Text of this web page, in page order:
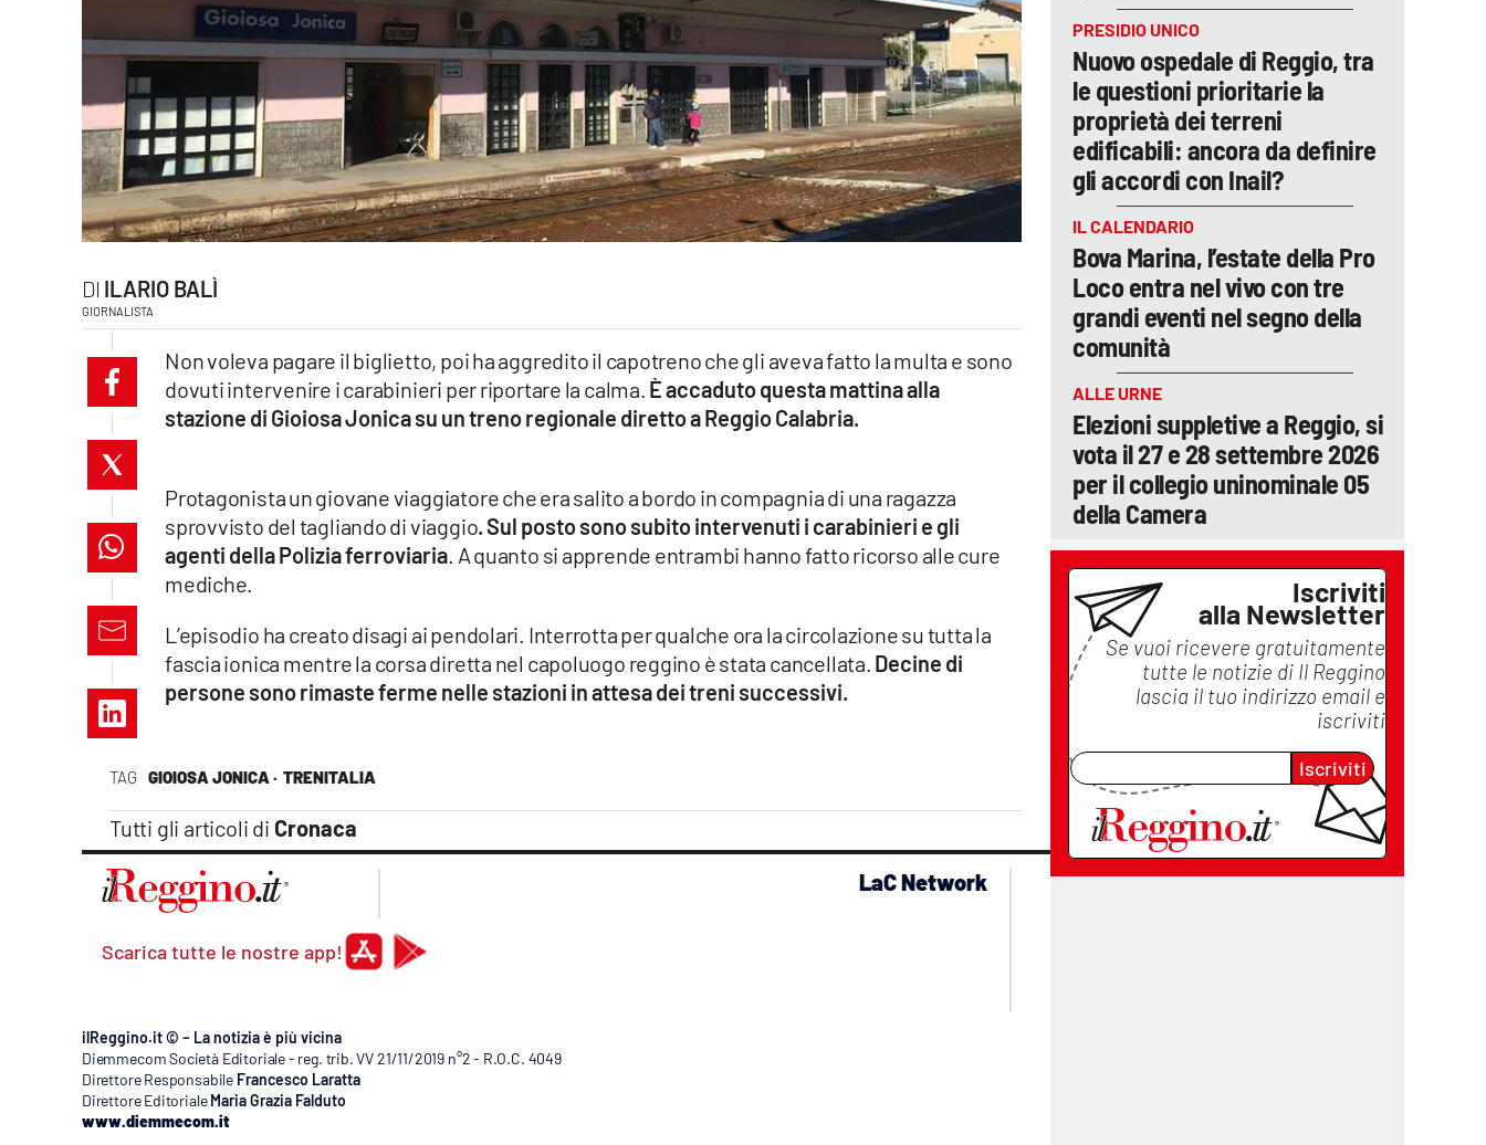
lacitymag.it
lacapitalenews.it
Vai
ILARIO BALÌ
GIORNALISTA
TAG GIOIOSA JONICA · TRENITALIA
Tutti gli articoli di Cronaca
Non voleva pagare il biglietto, poi ha aggredito il capotreno che gli aveva fatto la multa e sono
dovuti intervenire i carabinieri per riportare la calma. È accaduto questa mattina alla
stazione di Gioiosa Jonica su un treno regionale diretto a Reggio Calabria.
Protagonista un giovane viaggiatore che era salito a bordo in compagnia di una ragazza
sprovvisto del tagliando di viaggio. Sul posto sono subito intervenuti i carabinieri e gli
agenti della Polizia ferroviaria. A quanto si apprende entrambi hanno fatto ricorso alle cure
mediche.
L’episodio ha creato disagi ai pendolari. Interrotta per qualche ora la circolazione su tutta la
fascia ionica mentre la corsa diretta nel capoluogo reggino è stata cancellata. Decine di
persone sono rimaste ferme nelle stazioni in attesa dei treni successivi.
PRESIDIO UNICO
Nuovo ospedale di Reggio, tra
le questioni prioritarie la
proprietà dei terreni
edificabili: ancora da definire
gli accordi con Inail?
IL CALENDARIO
Bova Marina, l’estate della Pro
Loco entra nel vivo con tre
grandi eventi nel segno della
comunità
ALLE URNE
Elezioni suppletive a Reggio, si
vota il 27 e 28 settembre 2026
per il collegio uninominale 05
della Camera
Iscriviti
alla Newsletter
Se vuoi ricevere gratuitamente
tutte le notizie di Il Reggino
lascia il tuo indirizzo email e
iscriviti
Iscriviti
Scarica tutte le nostre app!
LaC Network
lacplay.it
lacitymag.it
ilReggino.it © – La notizia è più vicina
Diemmecom Società Editoriale - reg. trib. VV 21/11/2019 n°2 - R.O.C. 4049
Direttore Responsabile Francesco Laratta
Direttore Editoriale Maria Grazia Falduto
www.diemmecom.it